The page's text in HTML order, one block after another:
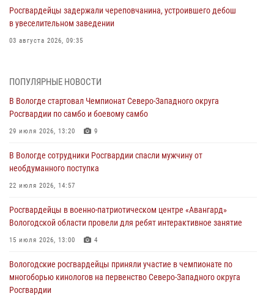
Росгвардейцы задержали череповчанина, устроившего дебош
в увеселительном заведении
03 августа 2026, 09:35
товаров из магазина
В Вологде определились победители и призеры Чемпионатов
Северо-Западного округа Росгвардии по спортивному и боевому
03 августа 2026, 08:54
ЗА МИНУВШУЮ НЕДЕЛЮ СОТРУДНИКАМИ ВНЕВЕДОМСТВЕННОЙ
ПРАВОНАРУШИТЕЛЯ
нарушителя на питбайке
31 июля 2026, 06:43
ПОПУЛЯРНЫЕ НОВОСТИ
В Вологде стартовал Чемпионат Северо-Западного округа
Росгвардии по самбо и боевому самбо
29 июля 2026, 13:20 9
В Вологде сотрудники Росгвардии спасли мужчину от
необдуманного поступка
22 июля 2026, 14:57
Росгвардейцы в военно-патриотическом центре «Авангард»
Вологодской области провели для ребят интерактивное занятие
15 июля 2026, 13:00 4
Вологодские росгвардейцы приняли участие в чемпионате по
многоборью кинологов на первенство Северо-Западного округа
Росгвардии